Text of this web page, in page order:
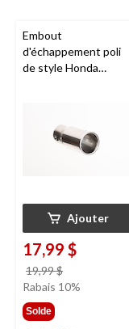
Embout
d'échappement poli
de style Honda
Ajouter
17,99 $
19,99 $
était
Rabais 10%
Solde